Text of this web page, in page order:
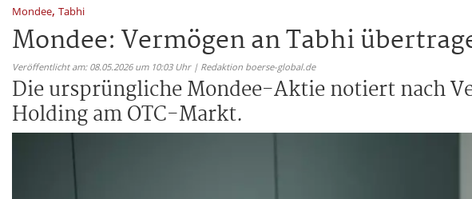
Mondee, Tabhi
Mondee: Vermögen an Tabhi
Veröffentlicht am: 08.05.2026 um 10:03 Uhr | Redaktion boerse-global.de
Die ursprüngliche Mondee-Aktie notiert nach
Holding am OTC-Markt.